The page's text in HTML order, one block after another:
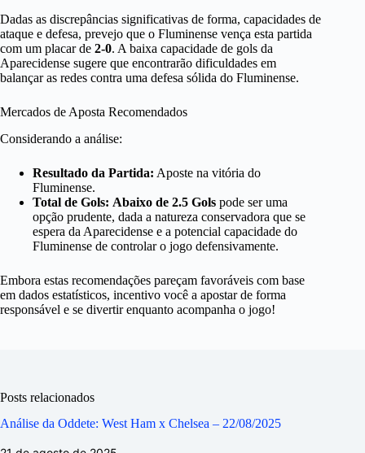
Dadas as discrepâncias significativas de forma, capacidades de
ataque e defesa, prevejo que o Fluminense vença esta partida
com um placar de 2-0. A baixa capacidade de gols da
Aparecidense sugere que encontrarão dificuldades em
balançar as redes contra uma defesa sólida do Fluminense.
Mercados de Aposta Recomendados
Considerando a análise:
Resultado da Partida: Aposte na vitória do
Fluminense.
Total de Gols: Abaixo de 2.5 Gols pode ser uma
opção prudente, dada a natureza conservadora que se
espera da Aparecidense e a potencial capacidade do
Fluminense de controlar o jogo defensivamente.
Embora estas recomendações pareçam favoráveis com base
em dados estatísticos, incentivo você a apostar de forma
responsável e se divertir enquanto acompanha o jogo!
Posts relacionados
Análise da Oddete: West Ham x Chelsea – 22/08/2025